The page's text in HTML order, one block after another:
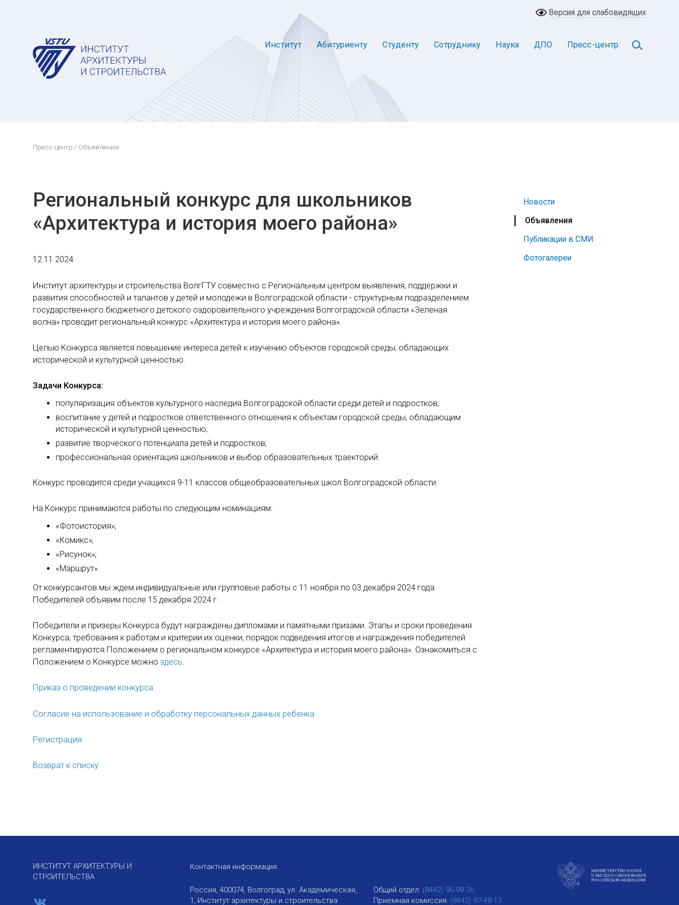
Версия для слабовидящих
Институт Абитуриенту Студенту Сотруднику Наука ДПО Пресс-центр
Пресс-центр / Объявления
Новости
Объявления
Публикации в СМИ
Фотогалереи
Региональный конкурс для школьников
«Архитектура и история моего района»
12.11.2024
Институт архитектуры и строительства ВолгГТУ совместно с Региональным центром выявления, поддержки и
развития способностей и талантов у детей и молодежи в Волгоградской области - структурным подразделением
государственного бюджетного детского оздоровительного учреждения Волгоградской области «Зеленая
волна» проводит региональный конкурс «Архитектура и история моего района».
Целью Конкурса является повышение интереса детей к изучению объектов городской среды, обладающих
исторической и культурной ценностью.
Задачи Конкурса:
популяризация объектов культурного наследия Волгоградской области среди детей и подростков;
воспитание у детей и подростков ответственного отношения к объектам городской среды, обладающим
исторической и культурной ценностью;
развитие творческого потенциала детей и подростков;
профессиональная ориентация школьников и выбор образовательных траекторий.
Конкурс проводится среди учащихся 9-11 классов общеобразовательных школ Волгоградской области.
На Конкурс принимаются работы по следующим номинациям:
«Фотоистория»;
«Комикс»;
«Рисунок»;
«Маршрут».
От конкурсантов мы ждем индивидуальные или групповые работы с 11 ноября по 03 декабря 2024 года.
Победителей объявим после 15 декабря 2024 г.
Победители и призеры Конкурса будут награждены дипломами и памятными призами. Этапы и сроки проведения
Конкурса, требования к работам и критерии их оценки, порядок подведения итогов и награждения победителей
регламентируются Положением о региональном конкурсе «Архитектура и история моего района». Ознакомиться с
Положением о Конкурсе можно здесь.
Приказ о проведении конкурса
Согласие на использование и обработку персональных данных ребенка
Регистрация
Возврат к списку
ИНСТИТУТ АРХИТЕКТУРЫ И
СТРОИТЕЛЬСТВА
Контактная информация
Россия, 400074, Волгоград, ул. Академическая,
1, Институт архитектуры и строительства
Общий отдел: (8442) 96-98-26
Приемная комиссия: (8442) 97-48-13